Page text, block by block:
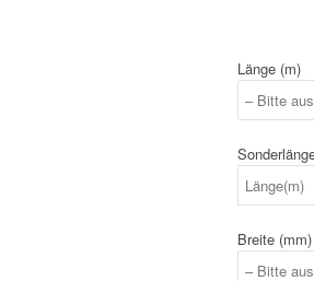
Länge (m)
Breite (mm)